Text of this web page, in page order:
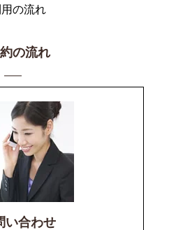
用の流れ
の流れ
い合わせ